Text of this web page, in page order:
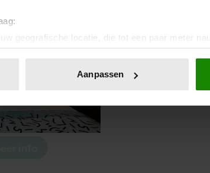
geografische locatie, die tot een paar meter
het actief te scannen op specifieke
of intrekken in de Cookieverklaring.
advertenties te personaliseren, om functies
we informatie over uw gebruik van onze
partners kunnen deze gegevens combineren
op basis van uw gebruik van hun services. U
Aanpassen